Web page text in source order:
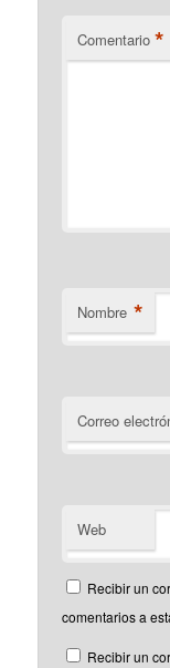
Comentario *
Nombre *
Correo
Web
Recibir un
comentarios a
Recibir un